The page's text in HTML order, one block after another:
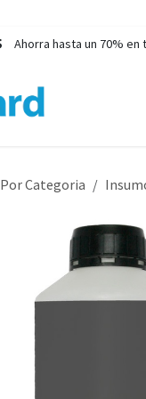
Ahorra hasta un 70%
Por Categoria